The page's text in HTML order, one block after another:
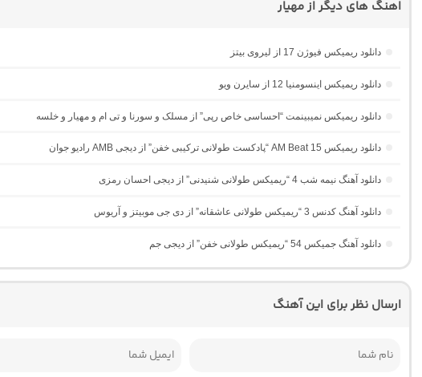
اهنگ های دیگر از مهیار
دانلود ریمیکس فیوژن 17 از لیروی بیتز
دانلود ریمیکس اینسومنیا 12 از سایرن ویو
دانلود ریمیکس نمیبینمت “احساسی خاص رپی” از مسلک و سورنا و تی ام و مهیار و خلسه
دانلود ریمیکس AM Beat 15 “پادکست طولانی ترکیبی خفن” از دیجی AMB رادیو جوان
دانلود آهنگ نیمه شب 4 “ریمیکس طولانی شنیدنی” از دیجی احسان رمزی
دانلود آهنگ کدنس 3 “ریمیکس طولانی عاشقانه” از دی جی موبیتز و آریوس
دانلود آهنگ جمیکس 54 “ریمیکس طولانی خفن” از دیجی جم
ارسال نظر برای این آهنگ